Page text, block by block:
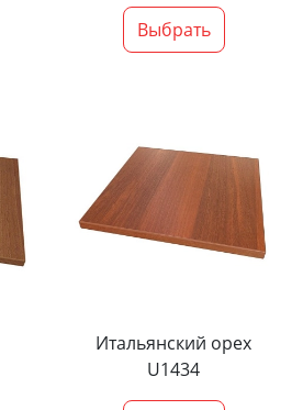
Выбрать
Итальянский орех
U1434